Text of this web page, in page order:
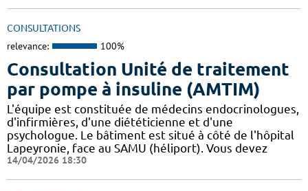
CONSULTATIONS
relevance: 100%
Consultation Unité de traitement
par pompe à insuline (AMTIM)
L'équipe est constituée de médecins endocrinologues,
d'infirmières, d'une diététicienne et d'une
psychologue. Le bâtiment est situé à côté de l'hôpital
Lapeyronie, face au SAMU (héliport). Vous devez
14/04/2026 18:30